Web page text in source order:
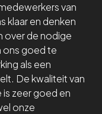
van
klaar en denken
over de nodige
ons goed te
als een
De kwaliteit van
zeer goed en
onze